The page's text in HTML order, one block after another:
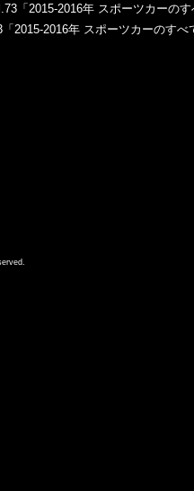
2015-2016年 スポーツカーのすべ